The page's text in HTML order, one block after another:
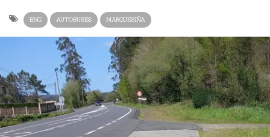
BNG AUTOBUSES MARQUESIÑA